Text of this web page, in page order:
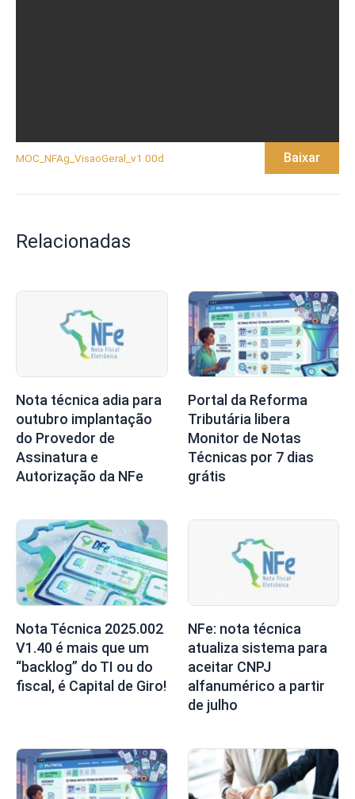
MOC_NFAg_VisaoGeral_v1.00d Baixar
Relacionadas
Nota técnica adia para
outubro implantação
do Provedor de
Assinatura e
Autorização da NFe
Portal da Reforma
Tributária libera
Monitor de Notas
Técnicas por 7 dias
grátis
Nota Técnica 2025.002
V1.40 é mais que um
“backlog” do TI ou do
fiscal, é Capital de Giro!
NFe: nota técnica
atualiza sistema para
aceitar CNPJ
alfanumérico a partir
de julho